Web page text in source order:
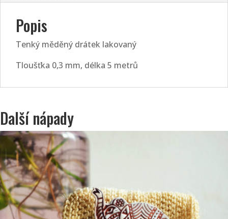
Popis
Tenký měděný drátek lakovaný
Tloušťka 0,3 mm, délka 5 metrů
Další nápady